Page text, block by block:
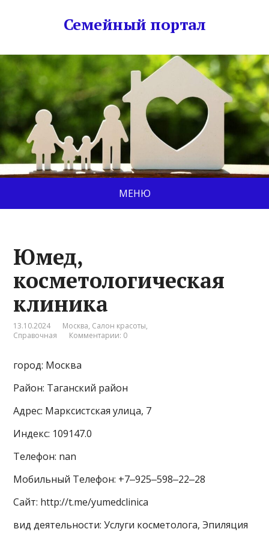
Семейный портал
МЕНЮ
Юмед,
косметологическая
клиника
13.10.2024 Москва, Салон красоты,
Справочная
Комментарии: 0
город: Москва
Район: Таганский район
Адрес: Марксистская улица, 7
Индекс: 109147.0
Телефон: nan
Мобильный Телефон: +7‒925‒598‒22‒28
Сайт: http://t.me/yumedclinica
вид деятельности: Услуги косметолога, Эпиляция